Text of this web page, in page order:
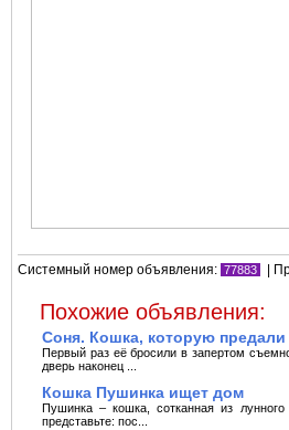
Системный номер объявления: 77883 |
Похожие объявления:
Соня. Кошка, которую
Первый раз её бросили в запертом
дверь наконец ...
Кошка Пушинка ищет дом
Пушинка – кошка, сотканная из
представьте: пос...